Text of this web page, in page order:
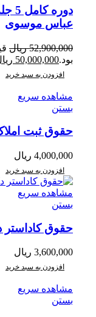
عباس موسوی
52,900,000 ریال
بود.50,000,000
افزودن به سبد خرید
مشاهده سریع
بستن
حقوق ثبت
4,000,000 ریال
افزودن به سبد خرید
مشاهده سریع
بستن
حقوق
3,600,000 ریال
افزودن به سبد خرید
مشاهده سریع
بستن